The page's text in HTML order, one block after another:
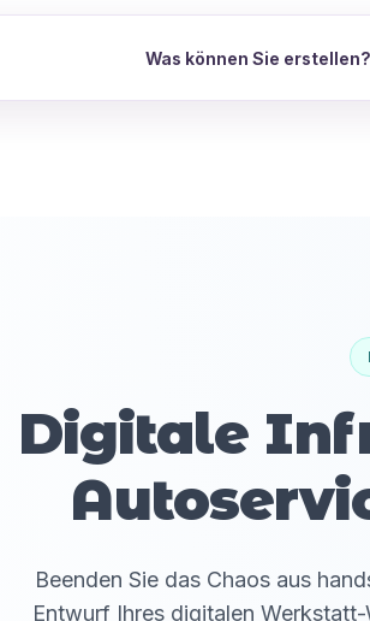
Was können Sie erstellen?
Digitale
Beenden Sie das Chaos aus
Entwurf Ihres digitalen